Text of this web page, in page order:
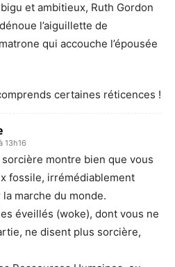
et ambitieux, Ruth Gordon
l’aiguillette de
qui accouche l’épousée
certaines réticences !
13h16
montre bien que vous
fossile, irrémédiablement
marche du monde.
éveillés (woke), dont vous ne
ne disent plus sorcière,